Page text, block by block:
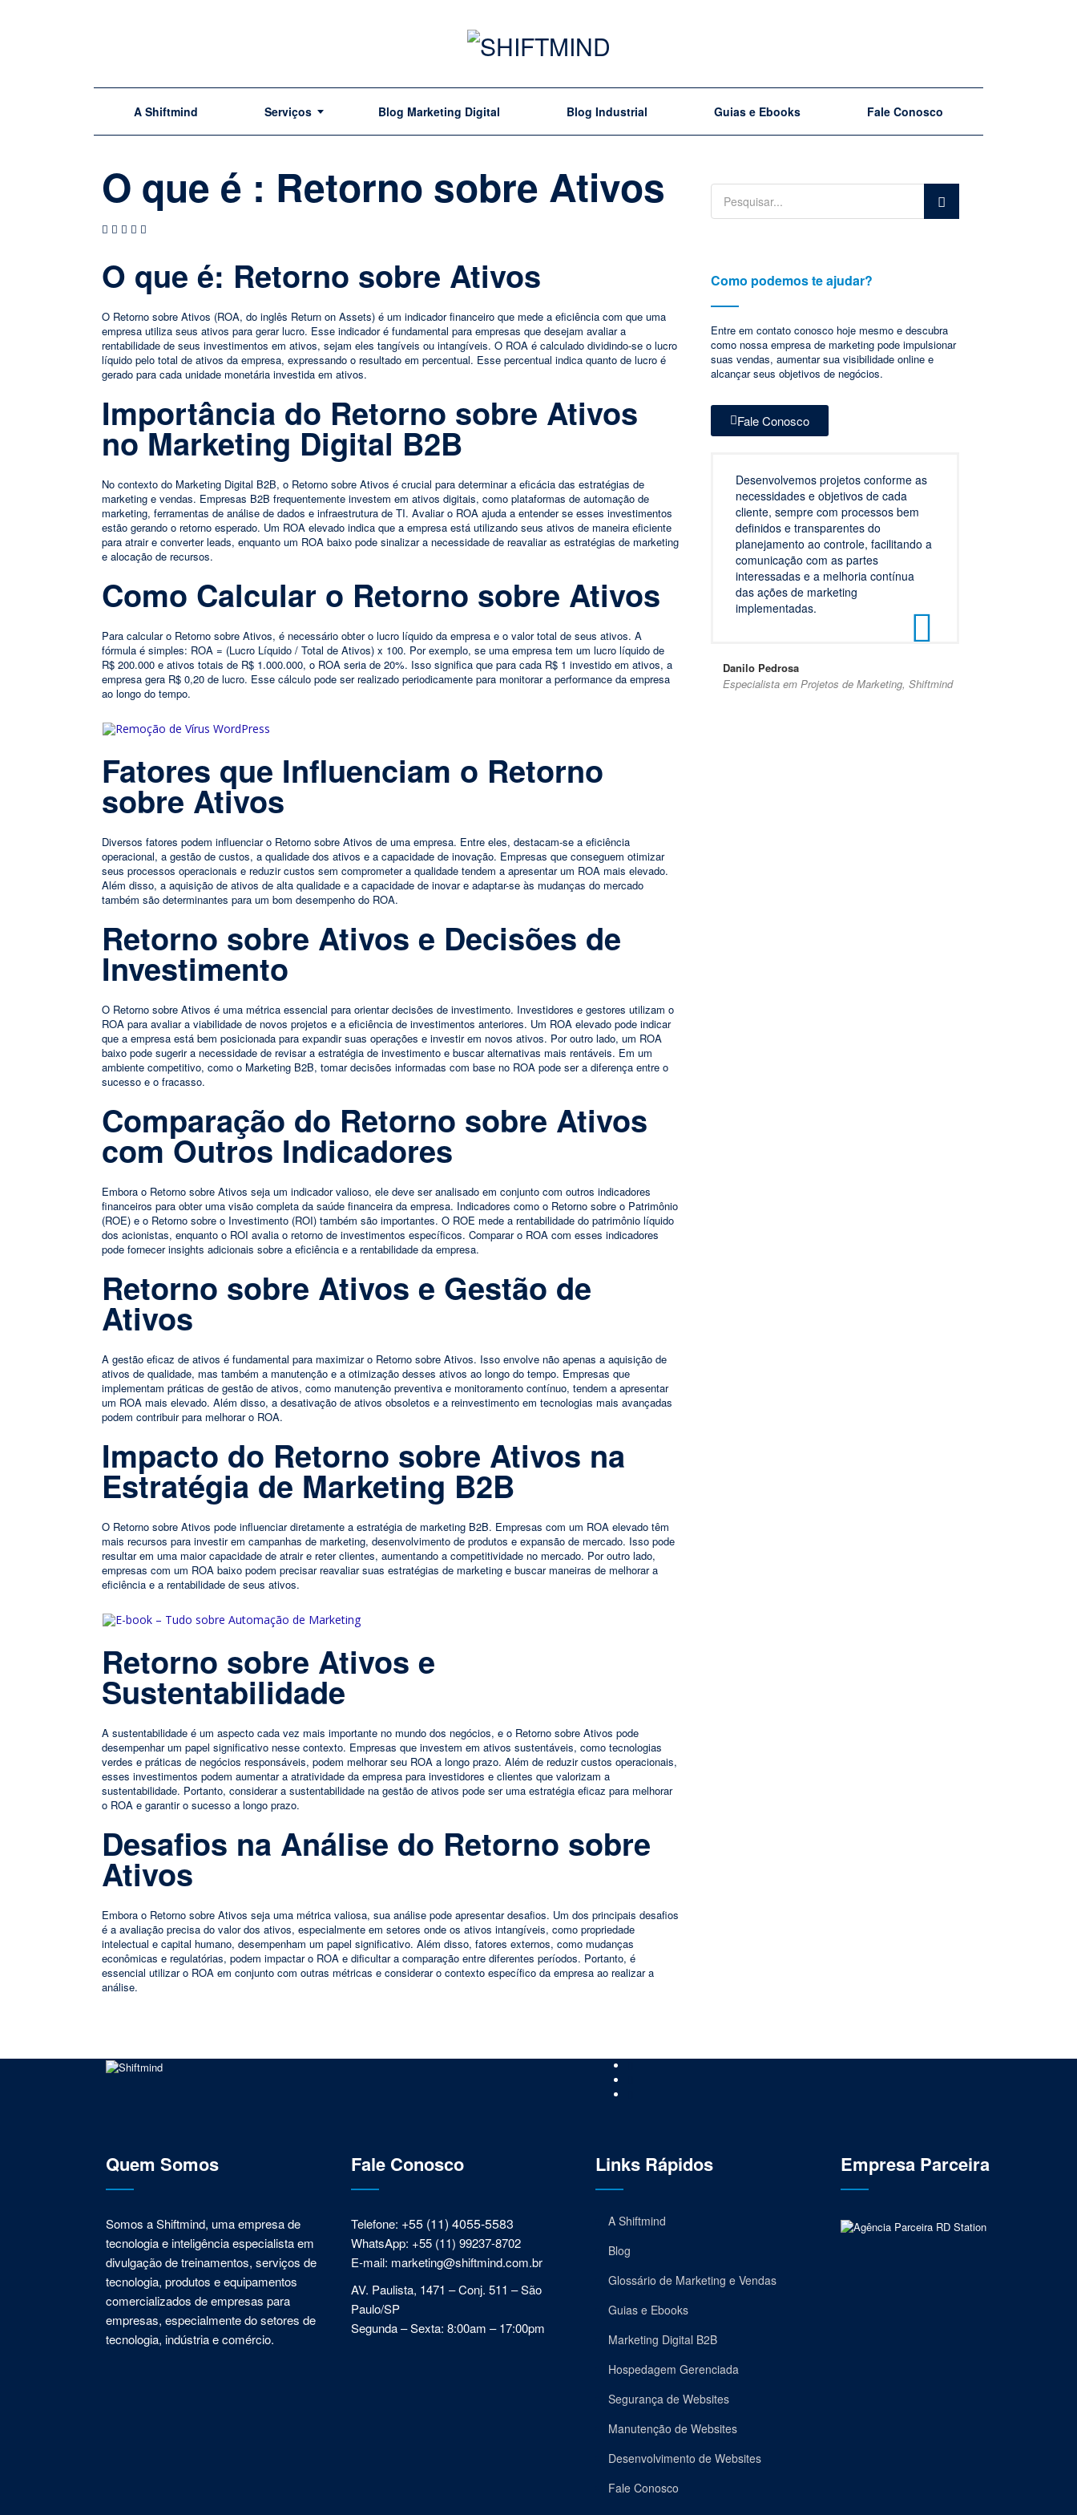
A Shiftmind Serviços Blog Marketing Digital Blog Industrial Guias e Ebooks Fale Conosco
O que é : Retorno sobre Ativos
O que é: Retorno sobre Ativos
O Retorno sobre Ativos (ROA, do inglês Return on Assets) é um indicador financeiro que mede a eficiência com que uma
empresa utiliza seus ativos para gerar lucro. Esse indicador é fundamental para empresas que desejam avaliar a
rentabilidade de seus investimentos em ativos, sejam eles tangíveis ou intangíveis. O ROA é calculado dividindo-se o lucro
líquido pelo total de ativos da empresa, expressando o resultado em percentual. Esse percentual indica quanto de lucro é
gerado para cada unidade monetária investida em ativos.
Importância do Retorno sobre Ativos
no Marketing Digital B2B
No contexto do Marketing Digital B2B, o Retorno sobre Ativos é crucial para determinar a eficácia das estratégias de
marketing e vendas. Empresas B2B frequentemente investem em ativos digitais, como plataformas de automação de
marketing, ferramentas de análise de dados e infraestrutura de TI. Avaliar o ROA ajuda a entender se esses investimentos
estão gerando o retorno esperado. Um ROA elevado indica que a empresa está utilizando seus ativos de maneira eficiente
para atrair e converter leads, enquanto um ROA baixo pode sinalizar a necessidade de reavaliar as estratégias de marketing
e alocação de recursos.
Como Calcular o Retorno sobre Ativos
Para calcular o Retorno sobre Ativos, é necessário obter o lucro líquido da empresa e o valor total de seus ativos. A
fórmula é simples: ROA = (Lucro Líquido / Total de Ativos) x 100. Por exemplo, se uma empresa tem um lucro líquido de
R$ 200.000 e ativos totais de R$ 1.000.000, o ROA seria de 20%. Isso significa que para cada R$ 1 investido em ativos, a
empresa gera R$ 0,20 de lucro. Esse cálculo pode ser realizado periodicamente para monitorar a performance da empresa
ao longo do tempo.
Fatores que Influenciam o Retorno
sobre Ativos
Diversos fatores podem influenciar o Retorno sobre Ativos de uma empresa. Entre eles, destacam-se a eficiência
operacional, a gestão de custos, a qualidade dos ativos e a capacidade de inovação. Empresas que conseguem otimizar
seus processos operacionais e reduzir custos sem comprometer a qualidade tendem a apresentar um ROA mais elevado.
Além disso, a aquisição de ativos de alta qualidade e a capacidade de inovar e adaptar-se às mudanças do mercado
também são determinantes para um bom desempenho do ROA.
Retorno sobre Ativos e Decisões de
Investimento
O Retorno sobre Ativos é uma métrica essencial para orientar decisões de investimento. Investidores e gestores utilizam o
ROA para avaliar a viabilidade de novos projetos e a eficiência de investimentos anteriores. Um ROA elevado pode indicar
que a empresa está bem posicionada para expandir suas operações e investir em novos ativos. Por outro lado, um ROA
baixo pode sugerir a necessidade de revisar a estratégia de investimento e buscar alternativas mais rentáveis. Em um
ambiente competitivo, como o Marketing B2B, tomar decisões informadas com base no ROA pode ser a diferença entre o
sucesso e o fracasso.
Comparação do Retorno sobre Ativos
com Outros Indicadores
Embora o Retorno sobre Ativos seja um indicador valioso, ele deve ser analisado em conjunto com outros indicadores
financeiros para obter uma visão completa da saúde financeira da empresa. Indicadores como o Retorno sobre o Patrimônio
(ROE) e o Retorno sobre o Investimento (ROI) também são importantes. O ROE mede a rentabilidade do patrimônio líquido
dos acionistas, enquanto o ROI avalia o retorno de investimentos específicos. Comparar o ROA com esses indicadores
pode fornecer insights adicionais sobre a eficiência e a rentabilidade da empresa.
Retorno sobre Ativos e Gestão de
Ativos
A gestão eficaz de ativos é fundamental para maximizar o Retorno sobre Ativos. Isso envolve não apenas a aquisição de
ativos de qualidade, mas também a manutenção e a otimização desses ativos ao longo do tempo. Empresas que
implementam práticas de gestão de ativos, como manutenção preventiva e monitoramento contínuo, tendem a apresentar
um ROA mais elevado. Além disso, a desativação de ativos obsoletos e a reinvestimento em tecnologias mais avançadas
podem contribuir para melhorar o ROA.
Impacto do Retorno sobre Ativos na
Estratégia de Marketing B2B
O Retorno sobre Ativos pode influenciar diretamente a estratégia de marketing B2B. Empresas com um ROA elevado têm
mais recursos para investir em campanhas de marketing, desenvolvimento de produtos e expansão de mercado. Isso pode
resultar em uma maior capacidade de atrair e reter clientes, aumentando a competitividade no mercado. Por outro lado,
empresas com um ROA baixo podem precisar reavaliar suas estratégias de marketing e buscar maneiras de melhorar a
eficiência e a rentabilidade de seus ativos.
Retorno sobre Ativos e
Sustentabilidade
A sustentabilidade é um aspecto cada vez mais importante no mundo dos negócios, e o Retorno sobre Ativos pode
desempenhar um papel significativo nesse contexto. Empresas que investem em ativos sustentáveis, como tecnologias
verdes e práticas de negócios responsáveis, podem melhorar seu ROA a longo prazo. Além de reduzir custos operacionais,
esses investimentos podem aumentar a atratividade da empresa para investidores e clientes que valorizam a
sustentabilidade. Portanto, considerar a sustentabilidade na gestão de ativos pode ser uma estratégia eficaz para melhorar
o ROA e garantir o sucesso a longo prazo.
Desafios na Análise do Retorno sobre
Ativos
Embora o Retorno sobre Ativos seja uma métrica valiosa, sua análise pode apresentar desafios. Um dos principais desafios
é a avaliação precisa do valor dos ativos, especialmente em setores onde os ativos intangíveis, como propriedade
intelectual e capital humano, desempenham um papel significativo. Além disso, fatores externos, como mudanças
econômicas e regulatórias, podem impactar o ROA e dificultar a comparação entre diferentes períodos. Portanto, é
essencial utilizar o ROA em conjunto com outras métricas e considerar o contexto específico da empresa ao realizar a
análise.
Como podemos te ajudar?
Entre em contato conosco hoje mesmo e descubra
como nossa empresa de marketing pode impulsionar
suas vendas, aumentar sua visibilidade online e
alcançar seus objetivos de negócios.
Fale Conosco
Desenvolvemos projetos conforme as
necessidades e objetivos de cada
cliente, sempre com processos bem
definidos e transparentes do
planejamento ao controle, facilitando a
comunicação com as partes
interessadas e a melhoria contínua
das ações de marketing
implementadas.
Danilo Pedrosa
Especialista em Projetos de Marketing, Shiftmind
Quem Somos
Somos a Shiftmind, uma empresa de
tecnologia e inteligência especialista em
divulgação de treinamentos, serviços de
tecnologia, produtos e equipamentos
comercializados de empresas para
empresas, especialmente do setores de
tecnologia, indústria e comércio.
Fale Conosco
Telefone: +55 (11) 4055-5583
WhatsApp: +55 (11) 99237-8702
E-mail: marketing@shiftmind.com.br
AV. Paulista, 1471 – Conj. 511 – São
Paulo/SP
Segunda – Sexta: 8:00am – 17:00pm
Links Rápidos
A Shiftmind
Blog
Glossário de Marketing e Vendas
Guias e Ebooks
Marketing Digital B2B
Hospedagem Gerenciada
Segurança de Websites
Manutenção de Websites
Desenvolvimento de Websites
Fale Conosco
Empresa Parceira